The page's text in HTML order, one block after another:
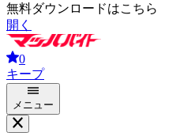
無料ダウンロードはこちら
開く
0
キープ
メニュー